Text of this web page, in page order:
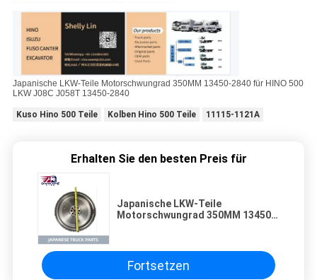
Japanische LKW-Teile Motorschwungrad 350MM 13450-2840 für HINO 500
LKW J08C J058T 13450-2840
Kuso Hino 500 Teile Kolben Hino 500 Teile 11115-1121A
Erhalten Sie den besten Preis für
Japanische LKW-Teile
Motorschwungrad 350MM 13450-
Fortsetzen